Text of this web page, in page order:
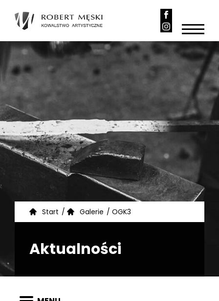
Start / Galerie / OGK3
Aktualności